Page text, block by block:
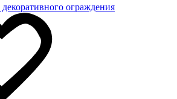
ограждения